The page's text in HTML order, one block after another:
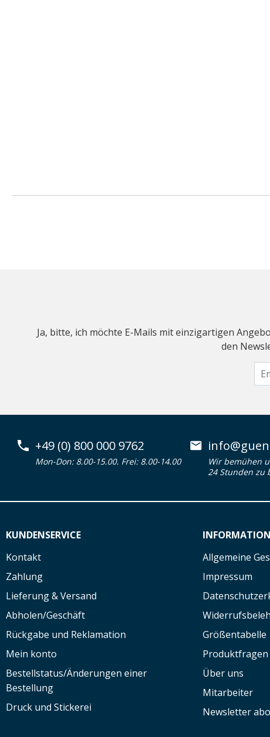
Ja, bitte, ich möchte E-Mails mit einzigartigen
den
+49 (0) 800 000 9762
Mon-Don: 8.00-15.00. Frei: 8.00-14.00
Wir bemühen
24 Stunden zu
KUNDENSERVICE
Kontakt
Zahlung
Lieferung & Versand
Abholen/Geschäft
Rückgabe und Reklamation
Mein konto
Bestellstatus/Änderungen einer
Bestellung
Druck und Stickerei
Allgemeine
Impressum
Größentabelle
Produktfragen
Über uns
Mitarbeiter
Newsletter